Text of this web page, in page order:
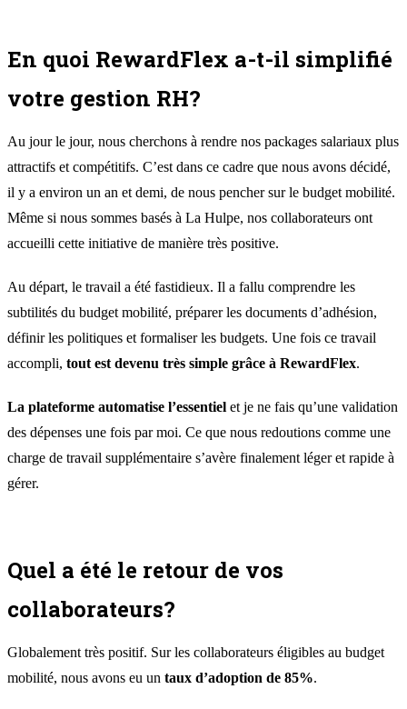
En quoi RewardFlex a-t-il simplifié
votre gestion RH?
Au jour le jour, nous cherchons à rendre nos packages salariaux plus
attractifs et compétitifs. C’est dans ce cadre que nous avons décidé,
il y a environ un an et demi, de nous pencher sur le budget mobilité.
Même si nous sommes basés à La Hulpe, nos collaborateurs ont
accueilli cette initiative de manière très positive.
Au départ, le travail a été fastidieux. Il a fallu comprendre les
subtilités du budget mobilité, préparer les documents d’adhésion,
définir les politiques et formaliser les budgets. Une fois ce travail
accompli, tout est devenu très simple grâce à RewardFlex.
La plateforme automatise l’essentiel et je ne fais qu’une validation
des dépenses une fois par moi. Ce que nous redoutions comme une
charge de travail supplémentaire s’avère finalement léger et rapide à
gérer.
Quel a été le retour de vos
collaborateurs?
Globalement très positif. Sur les collaborateurs éligibles au budget
mobilité, nous avons eu un taux d’adoption de 85%.